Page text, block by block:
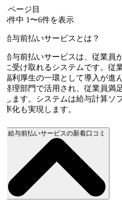
ページ目
件中1 〜6件を表示
与前払いサービスとは？
与前払いサービスは、従業員が
受け取れるシステムです。従業
利厚生の一環として導入が進ん
理部門で活用され、従業員満足
ます。システムは給与計算ソフ
化も実現します。
給与前払いサービスの新着口コミ